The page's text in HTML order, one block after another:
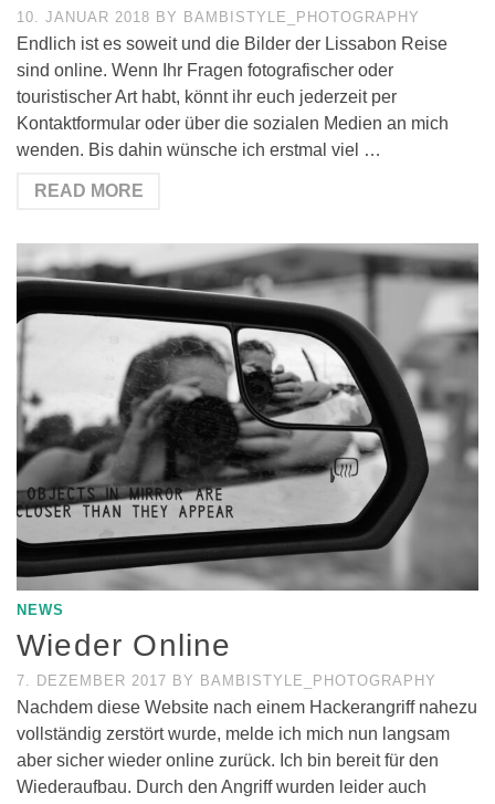
10. JANUAR 2018 BY BAMBISTYLE_PHOTOGRAPHY
Endlich ist es soweit und die Bilder der Lissabon Reise
sind online. Wenn Ihr Fragen fotografischer oder
touristischer Art habt, könnt ihr euch jederzeit per
Kontaktformular oder über die sozialen Medien an mich
wenden. Bis dahin wünsche ich erstmal viel …
READ MORE
NEWS
Wieder Online
7. DEZEMBER 2017 BY BAMBISTYLE_PHOTOGRAPHY
Nachdem diese Website nach einem Hackerangriff nahezu
vollständig zerstört wurde, melde ich mich nun langsam
aber sicher wieder online zurück. Ich bin bereit für den
Wiederaufbau. Durch den Angriff wurden leider auch